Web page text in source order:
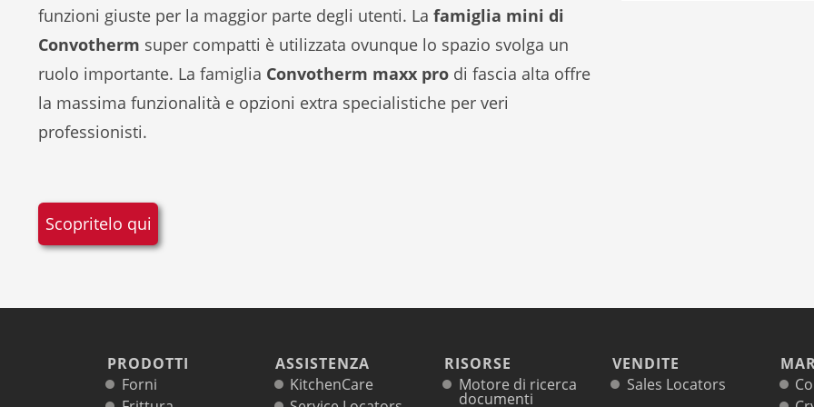
funzioni giuste per la maggior parte degli utenti. La famiglia mini di
Convotherm super compatti è utilizzata ovunque lo spazio svolga un
ruolo importante. La famiglia Convotherm maxx pro di fascia alta offre
la massima funzionalità e opzioni extra specialistiche per veri
professionisti.
Scopritelo qui
PRODOTTI
Forni
ASSISTENZA
KitchenCare
RISORSE
Motore di ricerca
documenti
VENDITE
Sales Locators